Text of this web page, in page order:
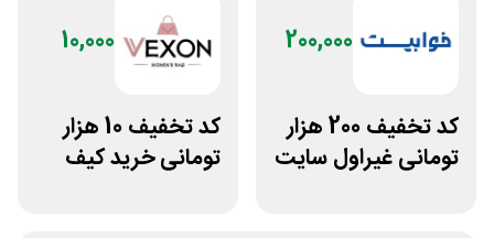
200,000
کد تخفیف 200 هزار
تومانی غیراول سایت
10,000
کد تخفیف 10 هزار
تومانی خرید کیف